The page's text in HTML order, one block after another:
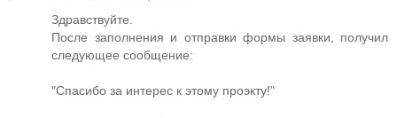
Здравствуйте.
После заполнения и отправки формы заявки, получил
следующее сообщение:
"Спасибо за интерес к этому проэкту!"